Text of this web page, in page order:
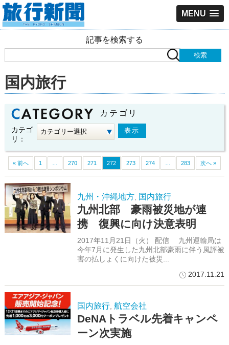
MENU
記事を検索する
国内旅行
カテゴリ
カテゴ
リ：
« 前へ 1 270 271 272 273 274 283 次へ »
九州・沖縄地方, 国内旅行
九州北部 豪雨被災地が連
携 復興に向け決意表明
2017年11月21日（火） 配信 九州運輸局は
今年7月に発生した九州北部豪雨に伴う風評被
害の払しょくに向けた被災...
2017.11.21
国内旅行, 航空会社
DeNAトラベル先着キャンペ
ーン次実施